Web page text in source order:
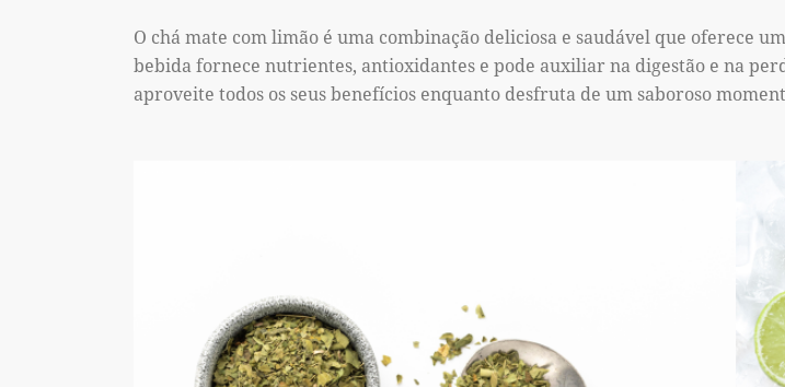
O chá mate com limão é uma combinação deliciosa e saudável que oferece
bebida fornece nutrientes, antioxidantes e pode auxiliar na digestão e na
aproveite todos os seus benefícios enquanto desfruta de um saboroso